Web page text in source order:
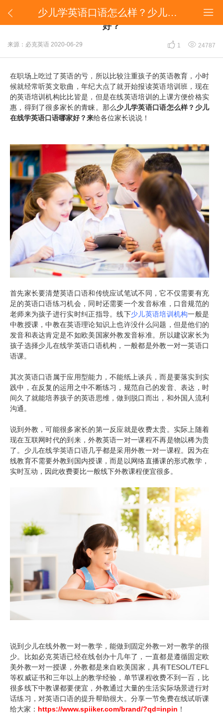
 
少儿学英语口语怎么样？少儿在线学英语口语哪家好？
少儿学英语口语怎么样？少儿在线学英语口语哪家
好？
来源：必克英语 2020-06-29  1  24787
在职场上吃过了英语的亏，所以比较注重孩子的英语教育，小时
候就经常听英文歌曲，年纪大点了就开始报读英语培训班，现在
的英语培训机构比比皆是，但是在线英语培训的上课方便价格实
惠，得到了很多家长的青睐。那么少儿学英语口语怎么样？少儿
在线学英语口语哪家好？来给各位家长说说！
首先家长要清楚英语口语和传统应试笔试不同，它不仅需要有充
足的英语口语练习机会，同时还需要一个发音标准，口音规范的
老师来为孩子进行实时纠正指导。线下少儿英语培训机构一般是
中教授课，中教在英语理论知识上也许没什么问题，但是他们的
发音和表达肯定是不如欧美国家外教发音标准。所以建议家长为
孩子选择少儿在线学英语口语机构，一般都是外教一对一英语口
语课。
其次英语口语属于应用型能力，不能纸上谈兵，而是要落实到实
践中，在反复的运用之中不断练习，规范自己的发音、表达，时
间久了就能培养孩子的英语思维，做到脱口而出，和外国人流利
沟通。
说到外教，可能很多家长的第一反应就是收费太贵。实际上随着
现在互联网时代的到来，外教英语一对一课程不再是物以稀为贵
了。少儿在线学英语口语几乎都是采用外教一对一课程。因为在
线教育不需要外教到国内授课，而是以网络直播课的形式教学，
实时互动，因此收费要比一般线下外教课程便宜很多。
说到少儿在线外教一对一教学，能做到固定外教一对一教学的很
少。比如必克英语已经在线创办十几年了，一直都是遵循固定欧
美外教一对一授课 ，外教都是来自欧美国家，具有TESOL/TEFL
等权威证书和三年以上的教学经验， 单节课程收费不到一百， 比
很多线下中教课都要便宜 ，外教通过大量的生活实际场景进行对
话练习，对英语口语的提升帮助很大。分享一节免费在线试听课
给大家： https://www.spiiker.com/brand/?qd=inpin ！